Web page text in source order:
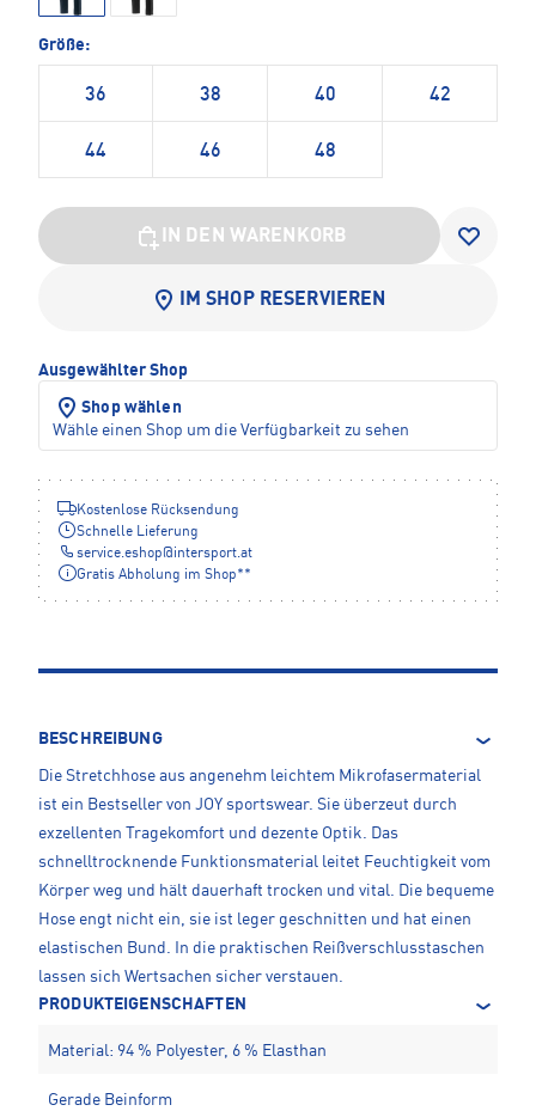
Größe:
36 38 40 42
44 46 48
IN DEN WARENKORB
IM SHOP RESERVIEREN
Ausgewählter Shop
Shop wählen
Wähle einen Shop um die Verfügbarkeit zu sehen
Kostenlose Rücksendung
Schnelle Lieferung
service.eshop@intersport.at
Gratis Abholung im Shop**
BESCHREIBUNG
Die Stretchhose aus angenehm leichtem Mikrofasermaterial
ist ein Bestseller von JOY sportswear. Sie überzeut durch
exzellenten Tragekomfort und dezente Optik. Das
schnelltrocknende Funktionsmaterial leitet Feuchtigkeit vom
Körper weg und hält dauerhaft trocken und vital. Die bequeme
Hose engt nicht ein, sie ist leger geschnitten und hat einen
elastischen Bund. In die praktischen Reißverschlusstaschen
lassen sich Wertsachen sicher verstauen.
PRODUKTEIGENSCHAFTEN
Material: 94 % Polyester, 6 % Elasthan
Gerade Beinform